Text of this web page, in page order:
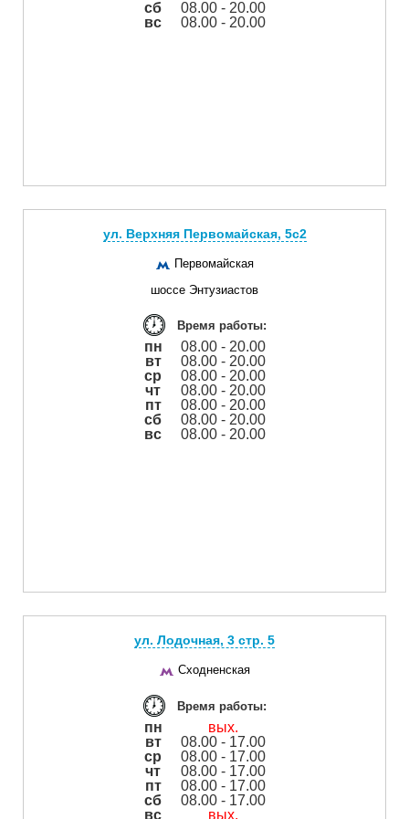
сб
08.00 - 20.00
вс
08.00 - 20.00
ул. Верхняя Первомайская, 5с2
Первомайская
шоссе Энтузиастов
Время работы:
пн
08.00 - 20.00
вт
08.00 - 20.00
ср
08.00 - 20.00
чт
08.00 - 20.00
пт
08.00 - 20.00
сб
08.00 - 20.00
вс
08.00 - 20.00
ул. Лодочная, 3 cтр. 5
Сходненская
Время работы:
пн
вых.
вт
08.00 - 17.00
ср
08.00 - 17.00
чт
08.00 - 17.00
пт
08.00 - 17.00
сб
08.00 - 17.00
вс
вых.